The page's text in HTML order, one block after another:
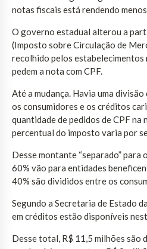
notas fiscais está rendendo
O governo estadual alterou a
(Imposto sobre Circulação de
recolhido pelos estabelecimentos
pedem a nota com CPF.
Até a mudança. Havia uma
os consumidores e os créditos
quantidade de pedidos de CPF na
percentual do imposto varia por
Desse montante “separado” para
60% vão para entidades
40% são divididos entre os
Segundo a Secretaria de Estado
em créditos estão disponíveis
Desse total, R$ 11,5 milhões são